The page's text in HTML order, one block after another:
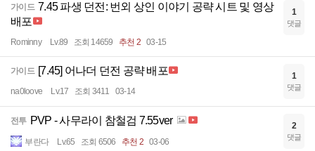
가이드 7.45 파생 던전: 번외 상인 이야기 공략 시트 및 영상
배포
Rominny Lv.89 조회 14659 추천 2 03-15
1
댓글
가이드 [7.45] 어나더 던전 공략 배포
na0loove Lv.17 조회 3411 03-14
1
댓글
전투 PVP - 사무라이 참철검 7.55ver
부란다 Lv.65 조회 6506 추천 2 03-06
2
댓글